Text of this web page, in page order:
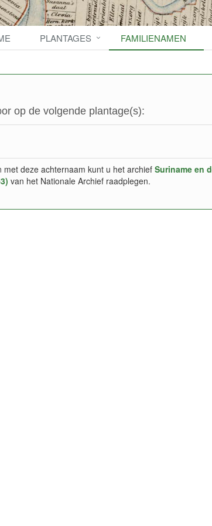
PLANTAGES FAMILIENAMEN
op de volgende plantage(s):
deze achternaam kunt u het archief Suriname en
van het Nationale Archief raadplegen.